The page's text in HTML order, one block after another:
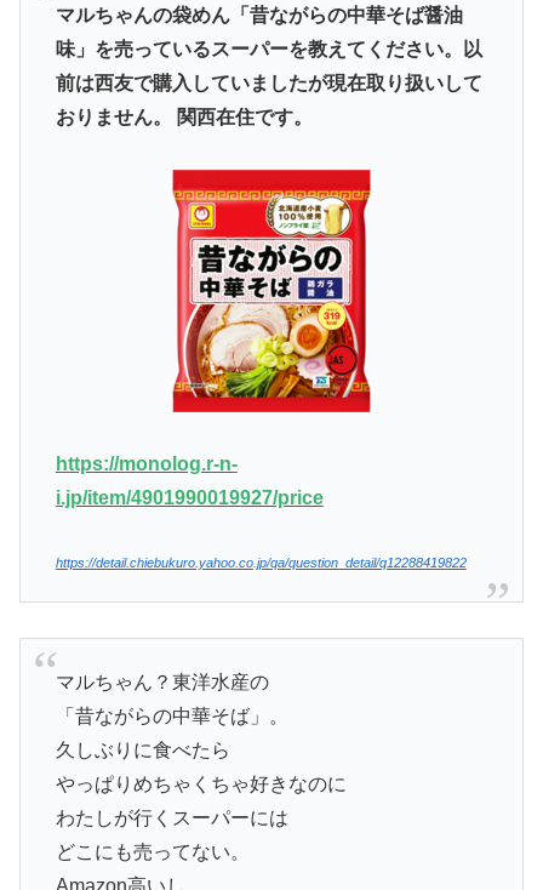
マルちゃんの袋めん「昔ながらの中華そば醤油
味」を売っているスーパーを教えてください。以
前は西友で購入していましたが現在取り扱いして
おりません。 関西在住です。
https://monolog.r-n-
i.jp/item/4901990019927/price
https://detail.chiebukuro.yahoo.co.jp/qa/question_detail/q12288419822
マルちゃん？東洋水産の
「昔ながらの中華そば」。
久しぶりに食べたら
やっぱりめちゃくちゃ好きなのに
わたしが行くスーパーには
どこにも売ってない。